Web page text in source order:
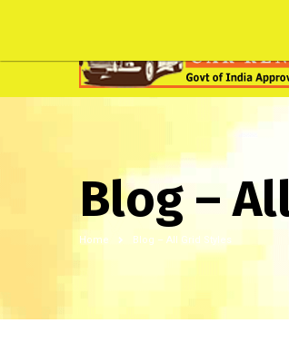
Blog –
Home Blog – All Grid Styles